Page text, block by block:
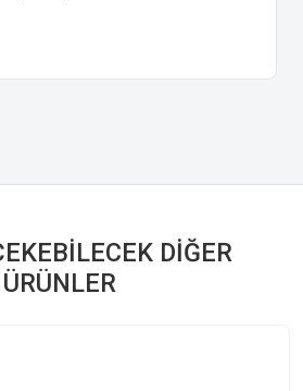
DIĞER
ÜRÜNLER